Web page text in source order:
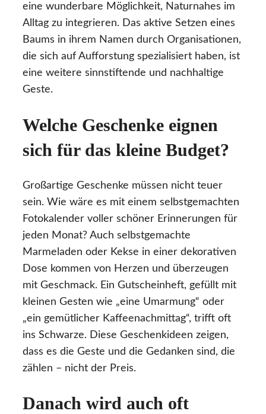
eine wunderbare Möglichkeit, Naturnahes im
Alltag zu integrieren. Das aktive Setzen eines
Baums in ihrem Namen durch Organisationen,
die sich auf Aufforstung spezialisiert haben, ist
eine weitere sinnstiftende und nachhaltige
Geste.
Welche Geschenke eignen
sich für das kleine Budget?
Großartige Geschenke müssen nicht teuer
sein. Wie wäre es mit einem selbstgemachten
Fotokalender voller schöner Erinnerungen für
jeden Monat? Auch selbstgemachte
Marmeladen oder Kekse in einer dekorativen
Dose kommen von Herzen und überzeugen
mit Geschmack. Ein Gutscheinheft, gefüllt mit
kleinen Gesten wie „eine Umarmung“ oder
„ein gemütlicher Kaffeenachmittag“, trifft oft
ins Schwarze. Diese Geschenkideen zeigen,
dass es die Geste und die Gedanken sind, die
zählen – nicht der Preis.
Danach wird auch oft